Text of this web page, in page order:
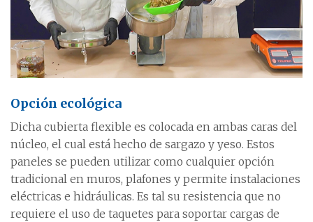
Opción ecológica
Dicha cubierta flexible es colocada en ambas caras del
núcleo, el cual está hecho de sargazo y yeso. Estos
paneles se pueden utilizar como cualquier opción
tradicional en muros, plafones y permite instalaciones
eléctricas e hidráulicas. Es tal su resistencia que no
requiere el uso de taquetes para soportar cargas de